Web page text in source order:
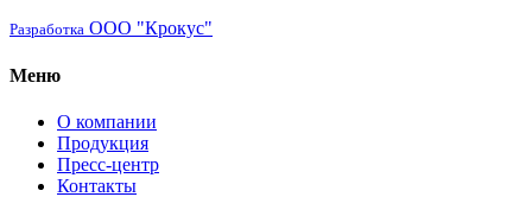
Разработка ООО "Крокус"
Меню
О компании
Продукция
Пресс-центр
Контакты